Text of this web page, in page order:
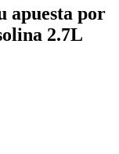
apuesta por
2.7L